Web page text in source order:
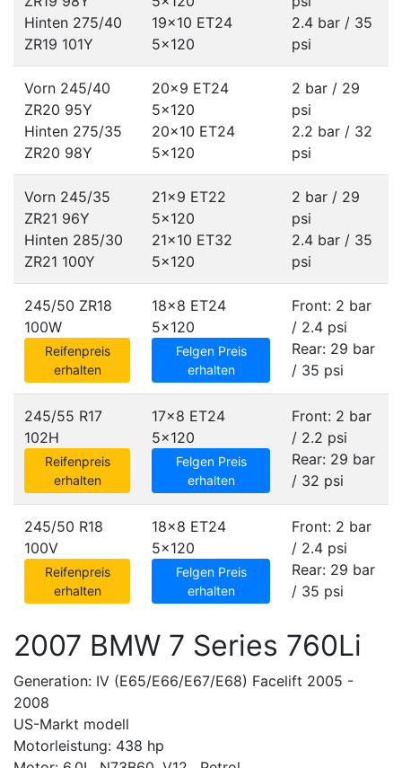
Hinten 275/40
ZR19 101Y
19x10 ET24
5x120
2.4 bar / 35
psi
Vorn 245/40
ZR20 95Y
Hinten 275/35
ZR20 98Y
20x9 ET24
5x120
20x10 ET24
5x120
2 bar / 29
psi
2.2 bar / 32
psi
Vorn 245/35
ZR21 96Y
Hinten 285/30
ZR21 100Y
21x9 ET22
5x120
21x10 ET32
5x120
2 bar / 29
psi
2.4 bar / 35
psi
245/50 ZR18
100W
Reifenpreis
erhalten
18x8 ET24
5x120
Felgen Preis
erhalten
Front: 2 bar
/ 2.4 psi
Rear: 29 bar
/ 35 psi
245/55 R17
102H
Reifenpreis
erhalten
17x8 ET24
5x120
Felgen Preis
erhalten
Front: 2 bar
/ 2.2 psi
Rear: 29 bar
/ 32 psi
245/50 R18
100V
Reifenpreis
erhalten
18x8 ET24
5x120
Felgen Preis
erhalten
Front: 2 bar
/ 2.4 psi
Rear: 29 bar
/ 35 psi
2007 BMW 7 Series 760Li
Generation: IV (E65/E66/E67/E68) Facelift 2005 -
2008
US-Markt modell
Motorleistung: 438 hp